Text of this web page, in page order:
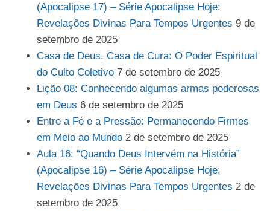
(Apocalipse 17) – Série Apocalipse Hoje:
Revelações Divinas Para Tempos Urgentes 9 de
setembro de 2025
Casa de Deus, Casa de Cura: O Poder Espiritual
do Culto Coletivo 7 de setembro de 2025
Lição 08: Conhecendo algumas armas poderosas
em Deus 6 de setembro de 2025
Entre a Fé e a Pressão: Permanecendo Firmes
em Meio ao Mundo 2 de setembro de 2025
Aula 16: “Quando Deus Intervém na História”
(Apocalipse 16) – Série Apocalipse Hoje:
Revelações Divinas Para Tempos Urgentes 2 de
setembro de 2025